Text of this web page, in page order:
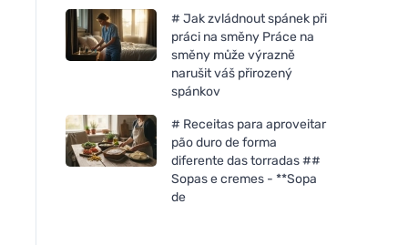
# Jak zvládnout spánek při
práci na směny Práce na
směny může výrazně
narušit váš přirozený
spánkov
# Receitas para aproveitar
pão duro de forma
diferente das torradas ##
Sopas e cremes - **Sopa
de